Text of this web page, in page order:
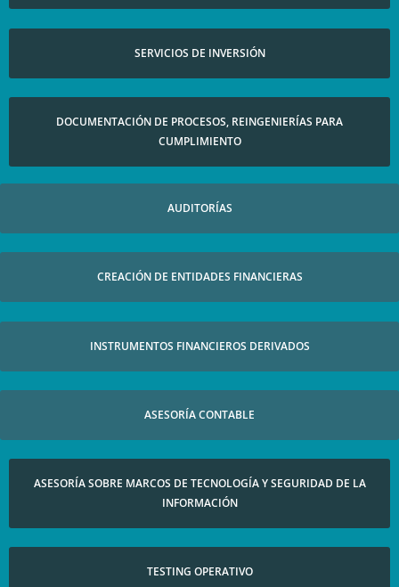
SERVICIOS DE INVERSIÓN​
DOCUMENTACIÓN DE PROCESOS, REINGENIERÍAS PARA
CUMPLIMIENTO​
AUDITORÍAS​
CREACIÓN DE ENTIDADES FINANCIERAS​
INSTRUMENTOS FINANCIEROS DERIVADOS​
ASESORÍA CONTABLE​
ASESORÍA SOBRE MARCOS DE TECNOLOGÍA Y SEGURIDAD DE LA
INFORMACIÓN​
TESTING OPERATIVO​